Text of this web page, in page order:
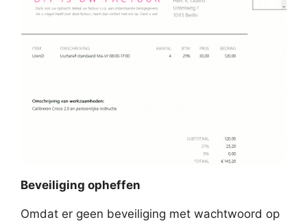
Beveiliging opheffen
Omdat er geen beveiliging met wachtwoord op